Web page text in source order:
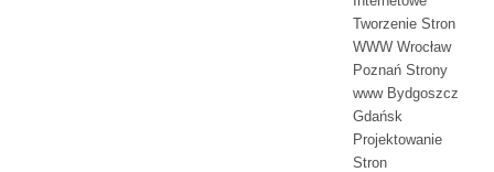
Tworzenie Stron
WWW Wrocław
Poznań Strony
www Bydgoszcz
Gdańsk
Projektowanie
Stron